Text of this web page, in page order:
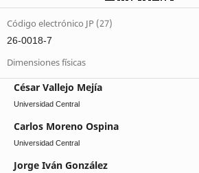
Código electrónico JP (27)
26-0018-7
Dimensiones físicas
César Vallejo Mejía
Universidad Central
Carlos Moreno Ospina
Universidad Central
Jorge Iván González